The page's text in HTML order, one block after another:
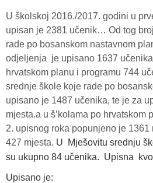
U školskoj 2016./2017. godini u
upisan je 2381 učenik… Od tog
rade po bosanskom nastavnom
odjeljenja je upisano 1637
hrvatskom planu i programu 744
srednje škole koje rade po
upisano je 1487 učenika, te je za
mjesta.a u š’kolama po hrvatskom
2. upisnog roka popunjeno je
427 mjesta. U
Mješovitu srednju
su ukupno 84 učenika. Upisna
Upisano je: